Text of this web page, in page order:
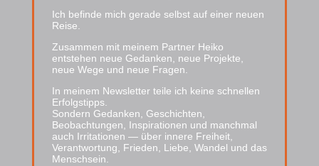
Ich befinde mich gerade selbst auf einer neuen
Reise.
Zusammen mit meinem Partner Heiko
entstehen neue Gedanken, neue Projekte,
neue Wege und neue Fragen.
In meinem Newsletter teile ich keine schnellen
Erfolgstipps.
Sondern Gedanken, Geschichten,
Beobachtungen, Inspirationen und manchmal
auch Irritationen — über innere Freiheit,
Verantwortung, Frieden, Liebe, Wandel und das
Menschsein.